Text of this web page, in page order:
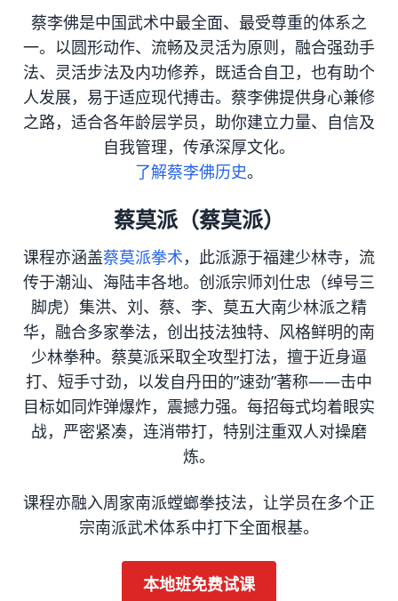
蔡李佛是中国武术中最全面、最受尊重的体系之
一。以圆形动作、流畅及灵活为原则，融合强劲手
法、灵活步法及内功修养，既适合自卫，也有助个
人发展，易于适应现代搏击。蔡李佛提供身心兼修
之路，适合各年龄层学员，助你建立力量、自信及
自我管理，传承深厚文化。
了解蔡李佛历史。
蔡莫派（蔡莫派）
课程亦涵盖蔡莫派拳术，此派源于福建少林寺，流
传于潮汕、海陆丰各地。创派宗师刘仕忠（绰号三
脚虎）集洪、刘、蔡、李、莫五大南少林派之精
华，融合多家拳法，创出技法独特、风格鲜明的南
少林拳种。蔡莫派采取全攻型打法，擅于近身逼
打、短手寸劲，以发自丹田的”速劲”著称——击中
目标如同炸弹爆炸，震撼力强。每招每式均着眼实
战，严密紧凑，连消带打，特别注重双人对操磨
炼。
课程亦融入周家南派螳螂拳技法，让学员在多个正
宗南派武术体系中打下全面根基。
本地班免费试课